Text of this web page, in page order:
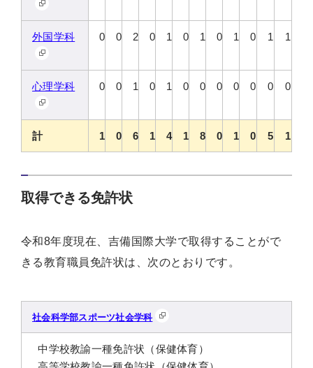
外国学科 0 0 2 0 1 0 1 0 1 0 1 1
心理学科 0 0 1 0 1 0 0 0 0 0 0 0
計 1 0 6 1 4 1 8 0 1 0 5 1
取得できる免許状
令和8年度現在、吉備国際大学で取得することがで
きる教育職員免許状は、次のとおりです。
社会科学部スポーツ社会学科
中学校教諭一種免許状（保健体育）